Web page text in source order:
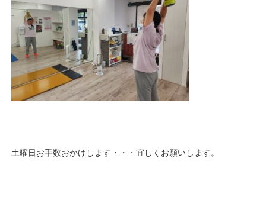
土曜日お手数おかけします・・・宜しくお願いします。